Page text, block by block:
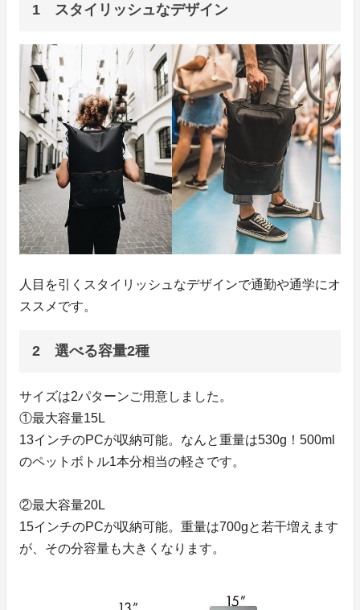
1 スタイリッシュなデザイン
人目を引くスタイリッシュなデザインで通勤や通学にオ
ススメです。
2 選べる容量2種
サイズは2パターンご用意しました。
①最大容量15L
13インチのPCが収納可能。なんと重量は530g！500ml
のペットボトル1本分相当の軽さです。
②最大容量20L
15インチのPCが収納可能。重量は700gと若干増えます
が、その分容量も大きくなります。